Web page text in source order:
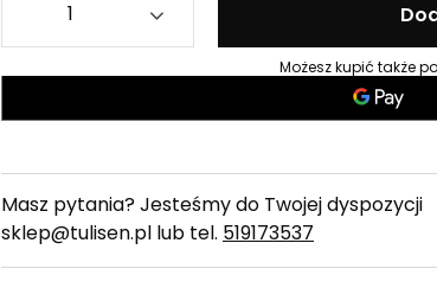
Możesz kupić także
Masz pytania? Jesteśmy do Twojej dyspozycji
sklep@tulisen.pl lub tel. 519173537